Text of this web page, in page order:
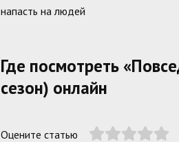
напасть на людей
Где посмотреть
сезон) онлайн
Оцените статью